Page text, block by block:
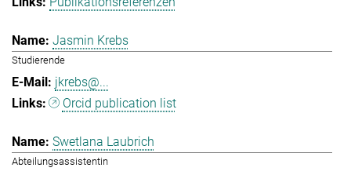
Jasmin Krebs
Studierende
jkrebs@...
Orcid publication list
Swetlana Laubrich
Abteilungsassistentin